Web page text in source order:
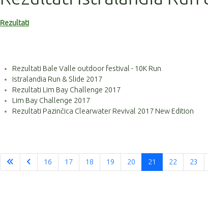
Rezultati
Rezultati Bale Valle outdoor festival - 10K Run
Istralandia Run & Slide 2017
Rezultati Lim Bay Challenge 2017
Lim Bay Challenge 2017
Rezultati Pazinčica Clearwater Revival 2017 New Edition
16
17 18 19 20 21 22 23